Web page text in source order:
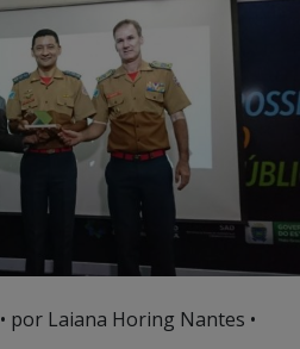
• por Laiana Horing Nantes •